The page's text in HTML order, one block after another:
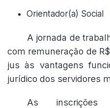
Orientador(a) Social
A jornada de
com remuneração de
jus às vantagens
jurídico dos servidores
As